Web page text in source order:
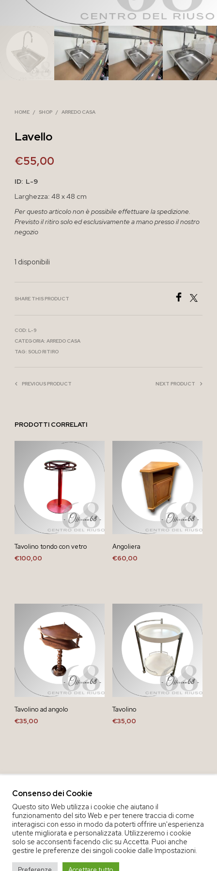
HOME / SHOP / ARREDO CASA
Lavello
€55,00
ID: L-9
Larghezza: 48 x 48 cm
Per questo articolo non è possibile effettuare la spedizione.
Previsto il ritiro solo ed esclusivamente a mano presso il nostro
negozio
1 disponibili
SHARE THIS PRODUCT
COD: L-9
CATEGORIA: ARREDO CASA
TAG: SOLO RITIRO
PREVIOUS PRODUCT NEXT PRODUCT
PRODOTTI CORRELATI
Tavolino tondo con vetro
€100,00
Angoliera
€60,00
Tavolino ad angolo
€35,00
Tavolino
€35,00
COPYRIGHT 2020 COOP. SOC. OFFICINA 68 |
Consenso dei Cookie
Questo sito Web utilizza i cookie che aiutano il
funzionamento del sito Web e per tenere traccia di come
interagisci con esso in modo da poterti offrire un'esperienza
utente migliorata e personalizzata. Utilizzeremo i cookie
solo se acconsenti facendo clic su Accetta. Puoi anche
gestire le preferenze dei singoli cookie dalle Impostazioni.